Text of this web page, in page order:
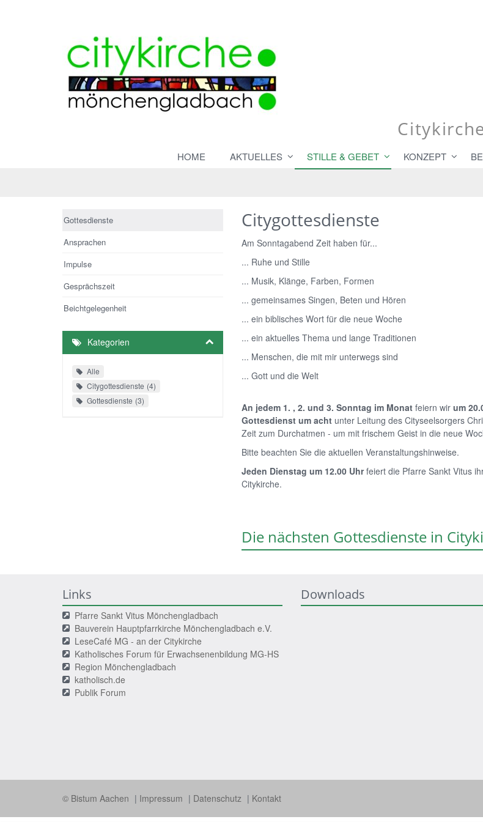
HOME AKTUELLES STILLE & GEBET KONZEPT
Citygottesdienste
Am Sonntagabend Zeit haben für...
... Ruhe und Stille
... Musik, Klänge, Farben, Formen
... gemeinsames Singen, Beten und Hören
... ein biblisches Wort für die neue Woche
... ein aktuelles Thema und lange Traditionen
... Menschen, die mit mir unterwegs sind
... Gott und die Welt
An jedem 1. , 2. und 3. Sonntag im Monatfeiern wir um
Gottesdienst um achtunter Leitung des Cityseelsorgers
Zeit zum Durchatmen - um mit frischem Geist in die neue
Bitte beachten Sie die aktuellen Veranstaltungshinweise.
Jeden Dienstag um 12.00 Uhrfeiert die Pfarre Sankt Vitus
Citykirche.
Die nächsten Gottesdienste in
Gottesdienste
Ansprachen
Impulse
Gesprächszeit
Beichtgelegenheit
Kategorien
Alle
Citygottesdienste 4
Gottesdienste 3
Links
Pfarre Sankt Vitus Mönchengladbach
Bauverein Hauptpfarrkirche Mönchengladbach e.V.
LeseCafé MG - an der Citykirche
Katholisches Forum für Erwachsenenbildung MG-HS
Region Mönchengladbach
katholisch.de
Publik Forum
Downloads
© Bistum Aachen Impressum Datenschutz Kontakt